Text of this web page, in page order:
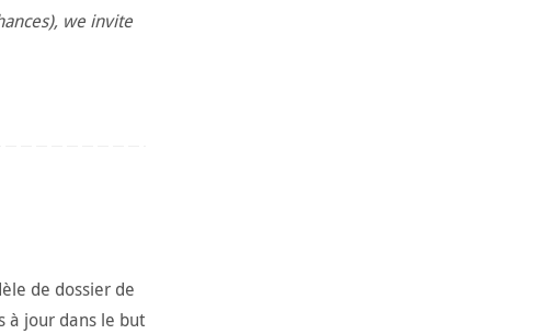
we invite
de dossier de
à jour dans le but